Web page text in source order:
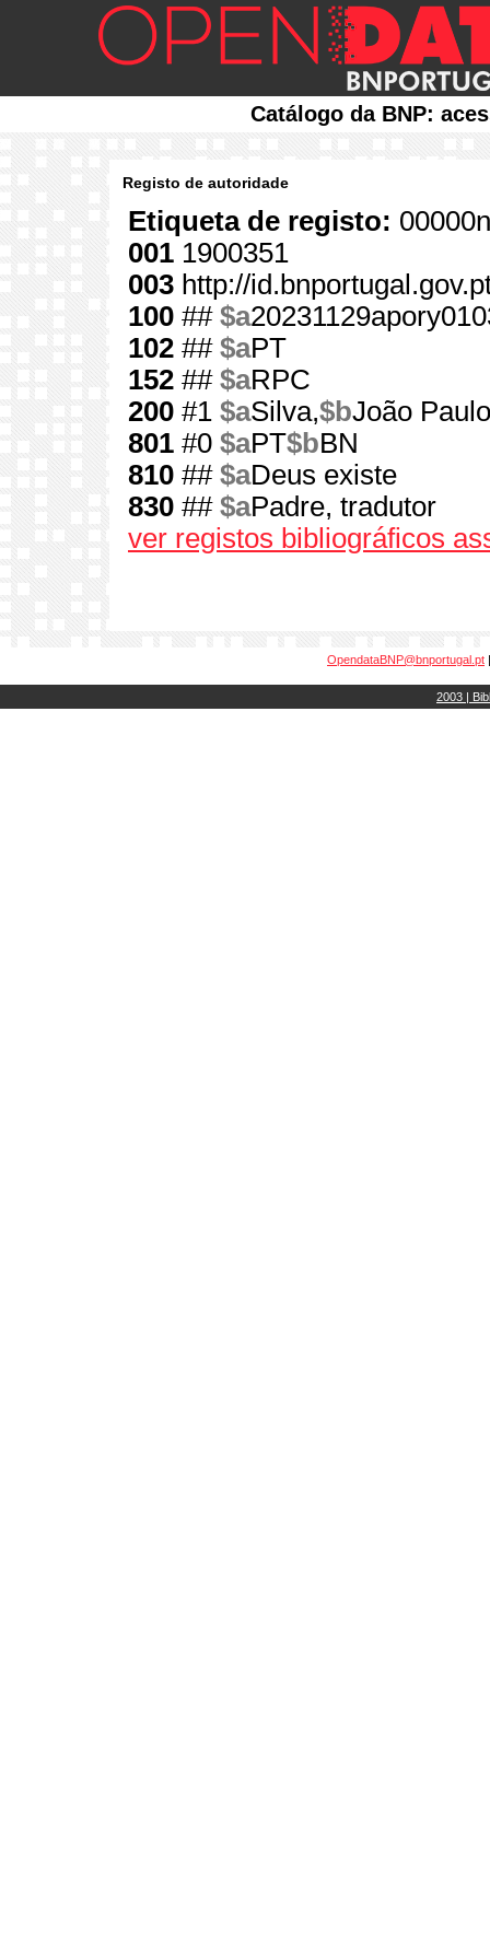
Catálogo da BNP:
Registo de autoridade
Etiqueta de registo:
001 1900351
003 http://
100 ## $a
102 ## $aPT
152 ## $aRPC
200 #1 $aSilva,$bJoão
801 #0 $aPT$bBN
810 ## $aDeus existe
830 ## $aPadre, tradutor
ver registos bibliográficos
OpendataBNP@bnportugal.pt
2003 |